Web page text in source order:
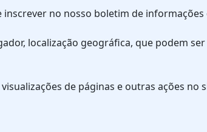
inscrever no nosso boletim de
localização geográfica, que podem
de páginas e outras ações no